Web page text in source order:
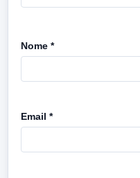
Nome *
Email *